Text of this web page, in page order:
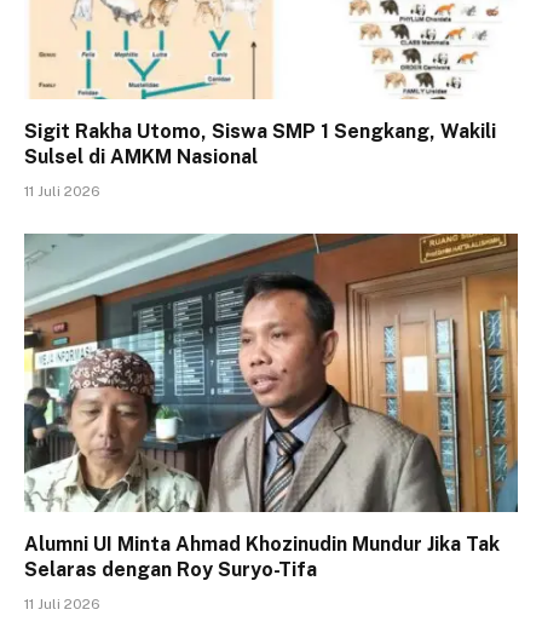
Sigit Rakha Utomo, Siswa SMP 1 Sengkang, Wakili
Sulsel di AMKM Nasional
11 Juli 2026
Alumni UI Minta Ahmad Khozinudin Mundur Jika Tak
Selaras dengan Roy Suryo-Tifa
11 Juli 2026